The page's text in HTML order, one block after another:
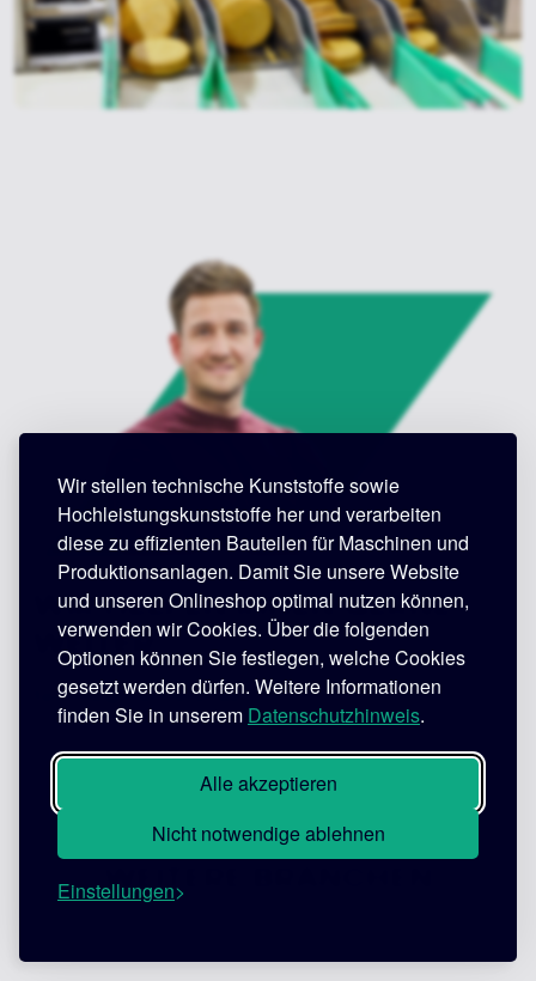
Wir stellen technische Kunststoffe sowie
Hochleistungskunststoffe her und verarbeiten
diese zu effizienten Bauteilen für Maschinen und
Produktionsanlagen. Damit Sie unsere Website
und unseren Onlineshop optimal nutzen können,
verwenden wir Cookies. Über die folgenden
Optionen können Sie festlegen, welche Cookies
gesetzt werden dürfen. Weitere Informationen
finden Sie in unserem Datenschutzhinweis.
Alle akzeptieren
Nicht notwendige ablehnen
Einstellungen
WIR HELFEN IHNEN GERNE
WEITER.
technik@murtfeldt.de
WEITERE BRANCHEN